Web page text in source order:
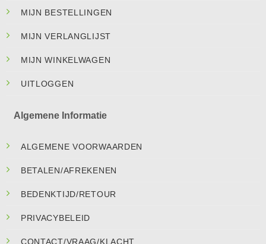
MIJN BESTELLINGEN
MIJN VERLANGLIJST
MIJN WINKELWAGEN
UITLOGGEN
Algemene Informatie
ALGEMENE VOORWAARDEN
BETALEN/AFREKENEN
BEDENKTIJD/RETOUR
PRIVACYBELEID
CONTACT/VRAAG/KLACHT